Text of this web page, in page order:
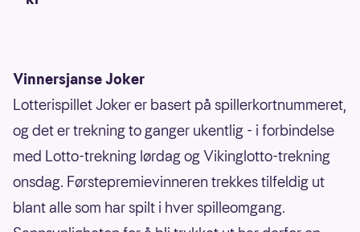
Vinnersjanse Joker
Lotterispillet Joker er basert på spillerkortnummeret,
og det er trekning to ganger ukentlig - i forbindelse
med Lotto-trekning lørdag og Vikinglotto-trekning
onsdag. Førstepremievinneren trekkes tilfeldig ut
blant alle som har spilt i hver spilleomgang.